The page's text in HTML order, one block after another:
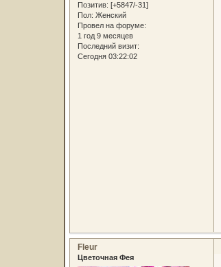
Позитив: [+5847/-31]
Пол: Женский
Провел на форуме:
1 год 9 месяцев
Последний визит:
Сегодня 03:22:02
Fleur
Цветочная Фея